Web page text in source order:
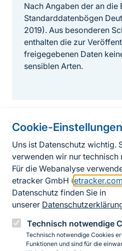
Cookie-Einstellungen
Uns ist Datenschutz wichtig.
verwenden wir nur
Für die Webanalyse
etracker GmbH (etracker.com
Datenschutz finden Sie in
unserer
Technisch notwendige
Technisch notwendige Cookies
Funktionen und sind für die
Nach Angaben der an die
Standarddatenbögen
2019). Aus besonderen
enthalten die zur
freigegebenen Daten
sensiblen Arten.
Informationen zur
FußzeileKontakt
Erklärung zur